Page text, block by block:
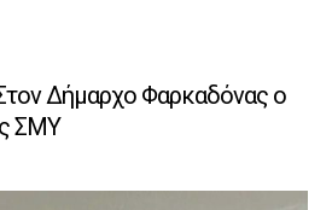
Δήμαρχο Φαρκαδόνας ο
ΣΜΥ